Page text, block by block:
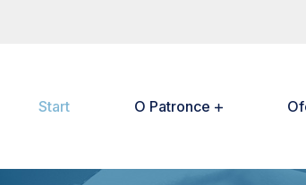
Start O Patronce